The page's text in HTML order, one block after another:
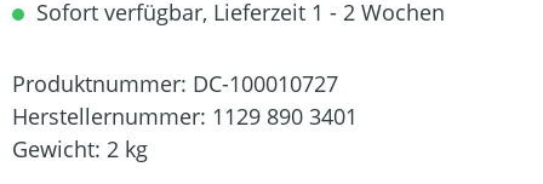
Sofort verfügbar, Lieferzeit 1 - 2 Wochen
Produktnummer: DC-100010727
Herstellernummer: 1129 890 3401
Gewicht: 2 kg